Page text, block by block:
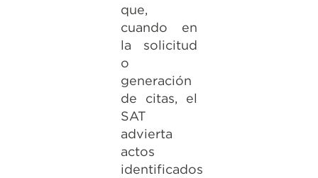
que,
cuando en
la solicitud
o
generación
de citas, el
SAT
advierta
actos
identificados